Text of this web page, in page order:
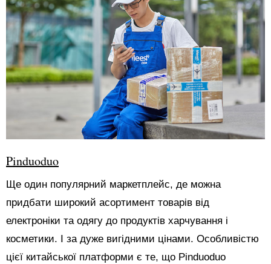
Pinduoduo
Ще один популярний маркетплейс, де можна
придбати широкий асортимент товарів від
електроніки та одягу до продуктів харчування і
косметики. І за дуже вигідними цінами. Особливістю
цієї китайської платформи є те, що Pinduoduo